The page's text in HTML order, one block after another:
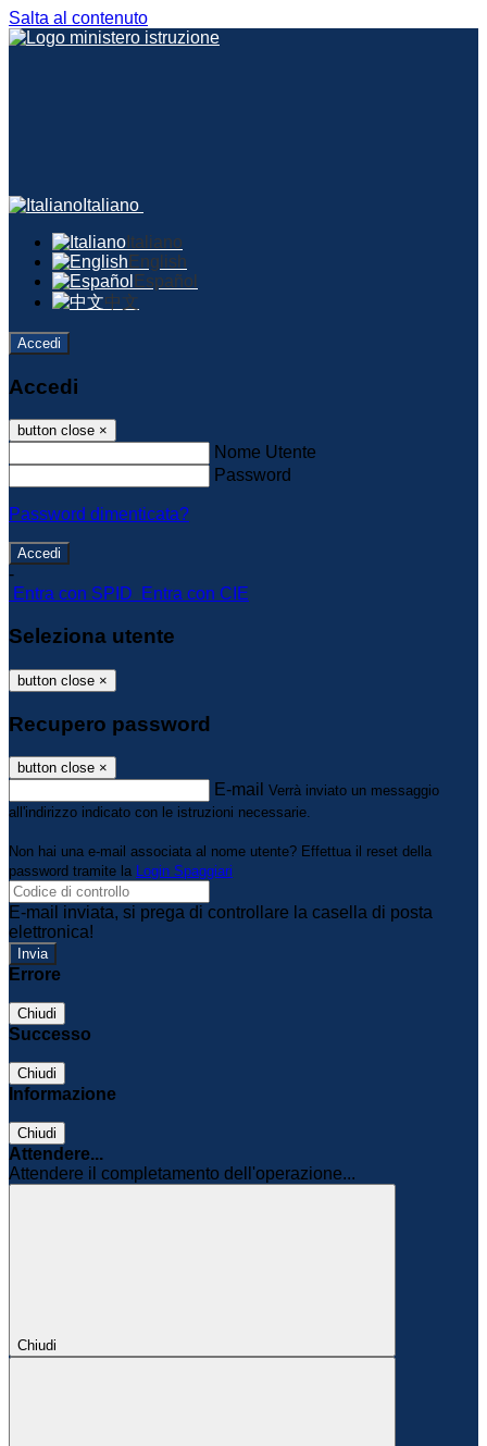
Salta al contenuto
Italiano
Italiano
English
Español
中文
Accedi
Accedi
button close ×
Nome Utente
Password
Password dimenticata?
-
Entra con SPID
Entra con CIE
Seleziona utente
button close ×
Recupero password
button close ×
E-mail Verrà inviato un messaggio
all'indirizzo indicato con le istruzioni necessarie.
Non hai una e-mail associata al nome utente? Effettua il reset della
password tramite la Login Spaggiari
E-mail inviata, si prega di controllare la casella di posta
elettronica!
Errore
Chiudi
Successo
Chiudi
Informazione
Chiudi
Attendere...
Attendere il completamento dell'operazione...
Chiudi